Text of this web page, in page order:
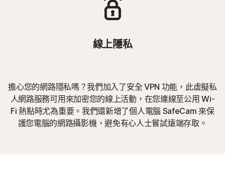
線上隱私
擔心您的網路隱私嗎？我們加入了安全 VPN 功能，此虛擬私
人網路服務可用來加密您的線上活動，在您連線至公用 Wi-
Fi 熱點時尤為重要。我們還新增了個人電腦 SafeCam 來保
護您電腦的網路攝影機，避免有心人士嘗試遠端存取。